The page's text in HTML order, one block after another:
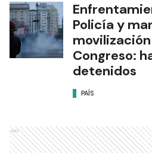
Policía y
Congreso:
detenidos
PAÍS
Ads